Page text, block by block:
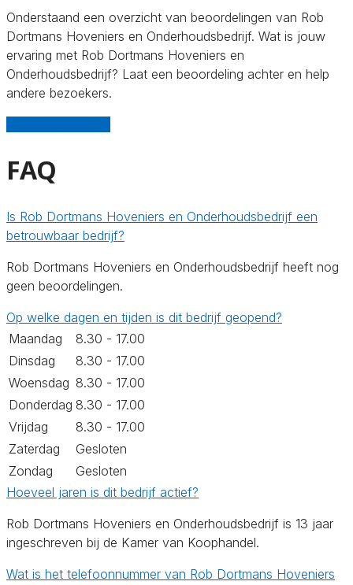
Onderstaand een overzicht van beoordelingen van Rob
Dortmans Hoveniers en Onderhoudsbedrijf. Wat is jouw
ervaring met Rob Dortmans Hoveniers en
Onderhoudsbedrijf? Laat een beoordeling achter en help
andere bezoekers.
FAQ
Is Rob Dortmans Hoveniers en Onderhoudsbedrijf een
betrouwbaar bedrijf?
Rob Dortmans Hoveniers en Onderhoudsbedrijf heeft nog
geen beoordelingen.
Op welke dagen en tijden is dit bedrijf geopend?
Maandag
8.30 - 17.00
Dinsdag
8.30 - 17.00
Woensdag 8.30 - 17.00
Donderdag 8.30 - 17.00
Vrijdag
8.30 - 17.00
Zaterdag
Gesloten
Zondag
Gesloten
Hoeveel jaren is dit bedrijf actief?
Rob Dortmans Hoveniers en Onderhoudsbedrijf is 13 jaar
ingeschreven bij de Kamer van Koophandel.
Wat is het telefoonnummer van Rob Dortmans Hoveniers